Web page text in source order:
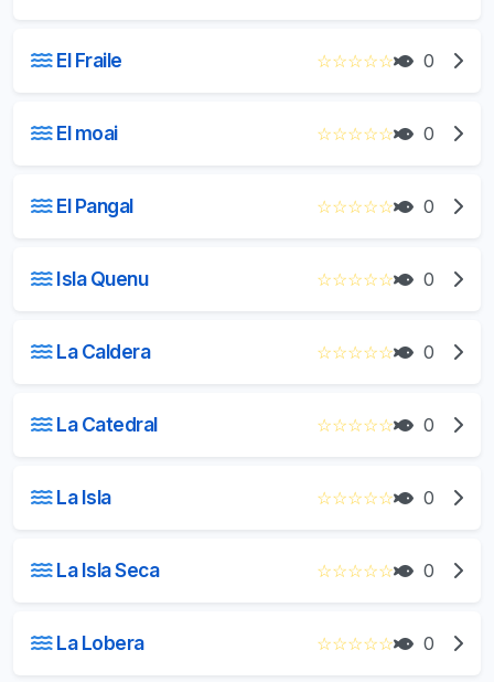
El Fraile ☆☆☆☆☆ 0
El moai ☆☆☆☆☆ 0
El Pangal ☆☆☆☆☆ 0
Isla Quenu ☆☆☆☆☆ 0
La Caldera ☆☆☆☆☆ 0
La Catedral ☆☆☆☆☆ 0
La Isla ☆☆☆☆☆ 0
La Isla Seca ☆☆☆☆☆ 0
La Lobera ☆☆☆☆☆ 0